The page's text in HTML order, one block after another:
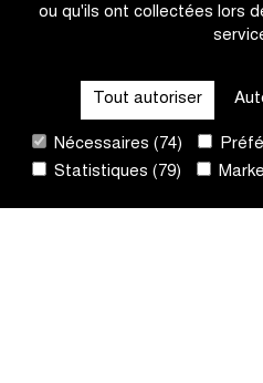
ou qu'ils ont collectées lors
Tout autoriser
Nécessaires (74)
Statistiques (79)